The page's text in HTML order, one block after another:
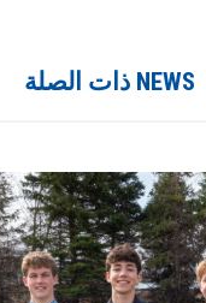
NEWS ذات الصلة